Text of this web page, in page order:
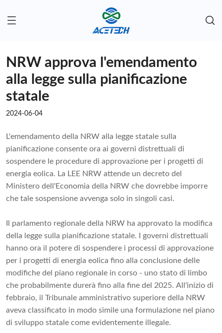
NRW approva l'emendamento
alla legge sulla pianificazione
statale
2024-06-04
L'emendamento della NRW alla legge statale sulla
pianificazione consente ora ai governi distrettuali di
sospendere le procedure di approvazione per i progetti di
energia eolica. La LEE NRW attende un decreto del
Ministero dell'Economia della NRW che dovrebbe imporre
che tale sospensione avvenga solo in singoli casi.
Il parlamento regionale della NRW ha approvato la modifica
della legge sulla pianificazione statale. I governi distrettuali
hanno ora il potere di sospendere i processi di approvazione
per i progetti di energia eolica fino alla conclusione delle
modifiche del piano regionale in corso - uno stato di limbo
che probabilmente durerà fino alla fine del 2025. All'inizio di
febbraio, il Tribunale amministrativo superiore della NRW
aveva classificato in modo simile una formulazione nel piano
di sviluppo statale come evidentemente illegale.